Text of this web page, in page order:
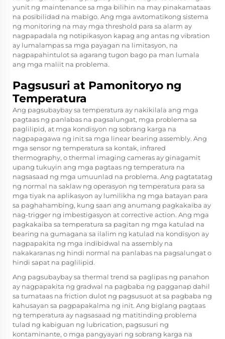
yunit ng maintenance sa mga bilihin na may pinakamataas
na posibilidad na mabigo. Ang mga awtomatikong sistema
ng monitoring na may mga threshold para sa alarm ay
nagpapadala ng notipikasyon kapag ang antas ng vibration
ay lumalampas sa mga payagan na limitasyon, na
nagpapahintulot sa agarang tugon bago pa man lumala
ang mga maliit na problema.
Pagsusuri at Pamonitoryo ng
Temperatura
Ang pagsubaybay sa temperatura ay nakikilala ang mga
pagtaas ng panlabas na pagsalungat, mga problema sa
paglilipid, at mga kondisyon ng sobrang karga na
nagpapagawa ng init sa mga linear bearing assembly. Ang
mga sensor ng temperatura sa kontak, infrared
thermography, o thermal imaging cameras ay ginagamit
upang tukuyin ang mga pagtaas ng temperatura na
nagsasaad ng mga umuunlad na problema. Ang pagtatatag
ng normal na saklaw ng operasyon ng temperatura para sa
mga tiyak na aplikasyon ay lumilikha ng mga batayan para
sa paghahambing, kung saan ang anumang pagkakaiba ay
nag-trigger ng imbestigasyon at corrective action. Ang mga
pagkakaiba sa temperatura sa pagitan ng mga katulad na
bearing na gumagana sa ilalim ng katulad na kondisyon ay
nagpapakita ng mga indibidwal na assembly na
nakakaranas ng hindi normal na panlabas na pagsalungat o
hindi sapat na paglilipid.
Ang pagsubaybay sa thermal trend sa paglipas ng panahon
ay nagpapakita ng gradwal na pagbaba ng pagganap dahil
sa tumataas na friction dulot ng pagsusuot at sa pagbaba ng
kahusayan sa pagpapakalma ng init. Ang biglang pagtaas
ng temperatura ay nagsasaad ng matitinding problema
tulad ng kabiguan ng lubrication, pagsusuri ng
kontaminante, o mga pangyayari ng sobrang karga na